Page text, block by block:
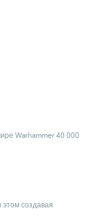
Warhammer 40 000
этом создавая